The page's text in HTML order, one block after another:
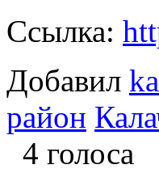
Ссылка:
Добавил
район
4 голоса